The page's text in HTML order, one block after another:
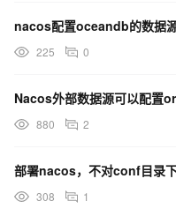
nacos配置oceandb的数据
225 0
Nacos外部数据源可以配置
880 2
部署nacos，不对conf目录
308 1